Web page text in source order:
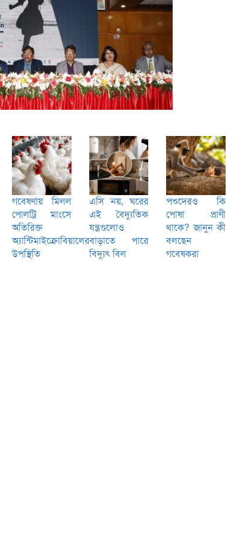
গবেষণায় মিলল
পোলট্রি মাংসে
অতিরিক্ত
অ্যান্টিমাইক্রোবিয়ালের
উপস্থিতি
এসি নয়, ঘরের
এই বৈদ্যুতিক
যন্ত্রগুলোও
বাড়াতে পারে
বিদ্যুৎ বিল
পশুদেরও কি
পোষা প্রাণী
থাকে? জানুন কী
বলছেন
গবেষকরা